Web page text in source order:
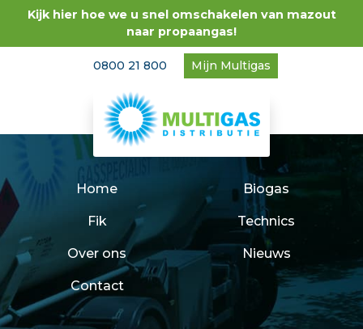
Kijk hier hoe we u snel omschakelen van mazout
naar propaangas!
0800 21 800 Mijn Multigas
Home Biogas
Fik Technics
Over ons Nieuws
Contact